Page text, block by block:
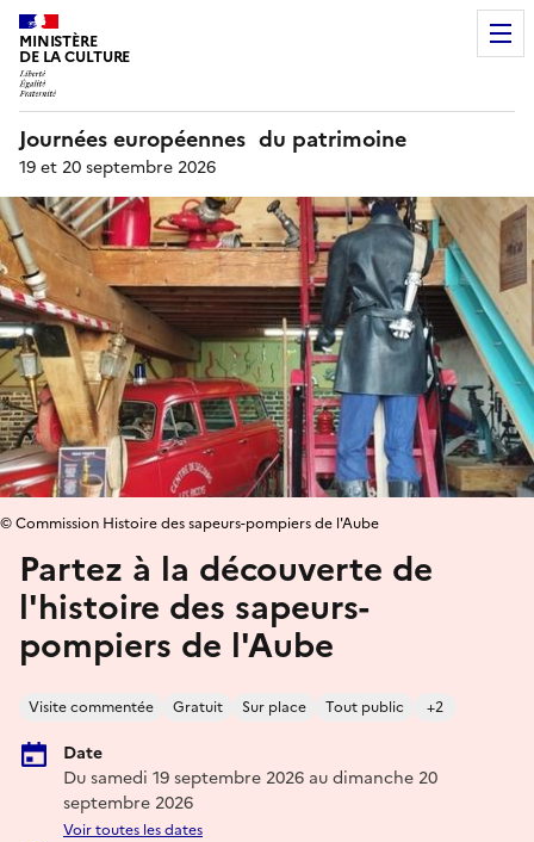
MINISTÈRE
DE LA CULTURE
Journées européennes du patrimoine
19 et 20 septembre 2026
Partez à la découverte de
l'histoire des sapeurs-
pompiers de l'Aube
Visite commentée Gratuit Sur place Tout public +2
Date
Du samedi 19 septembre 2026 au dimanche 20
septembre 2026
Voir toutes les dates
© Commission Histoire des sapeurs-pompiers de l'Aube